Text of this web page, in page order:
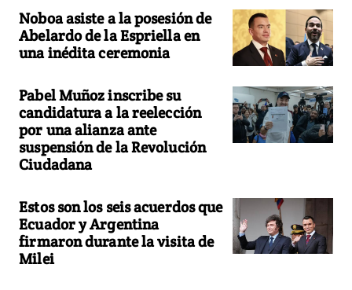
Noboa asiste a la posesión de
Abelardo de la Espriella en
una inédita ceremonia
Pabel Muñoz inscribe su
candidatura a la reelección
por una alianza ante
suspensión de la Revolución
Ciudadana
Estos son los seis acuerdos que
Ecuador y Argentina
firmaron durante la visita de
Milei